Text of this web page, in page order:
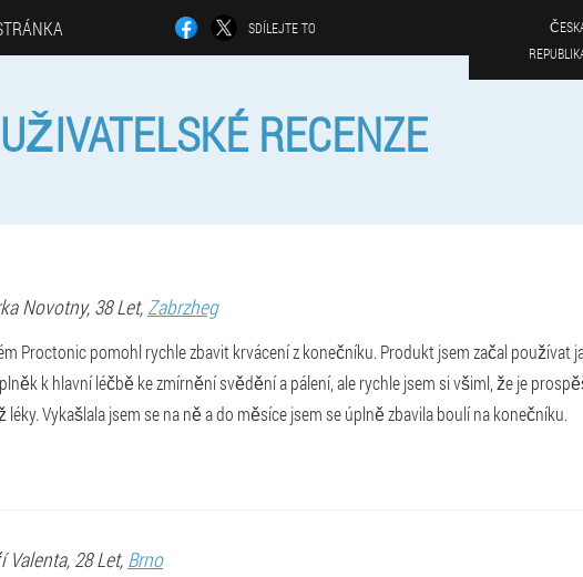
SDÍLEJTE TO
UŽIVATELSKÉ RECENZE
Novotny, 38 Let,Zabrzheg
Proctonic pomohl rychle zbavit krvácení z konečníku. Produkt jsem začal používat
k hlavní léčbě ke zmírnění svědění a pálení, ale rychle jsem si všiml, že je
léky. Vykašlala jsem se na ně a do měsíce jsem se úplně zbavila boulí na konečníku.
Valenta, 28 Let, Brno